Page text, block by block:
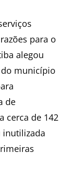
para o
alegou
município
de
cerca de 142
inutilizada